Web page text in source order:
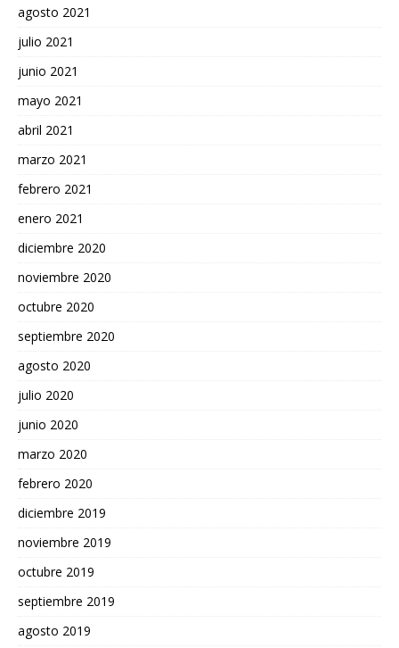
agosto 2021
julio 2021
junio 2021
mayo 2021
abril 2021
marzo 2021
febrero 2021
enero 2021
diciembre 2020
noviembre 2020
octubre 2020
septiembre 2020
agosto 2020
julio 2020
junio 2020
marzo 2020
febrero 2020
diciembre 2019
noviembre 2019
octubre 2019
septiembre 2019
agosto 2019